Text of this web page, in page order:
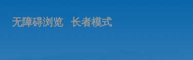
长者模式
无障碍浏览